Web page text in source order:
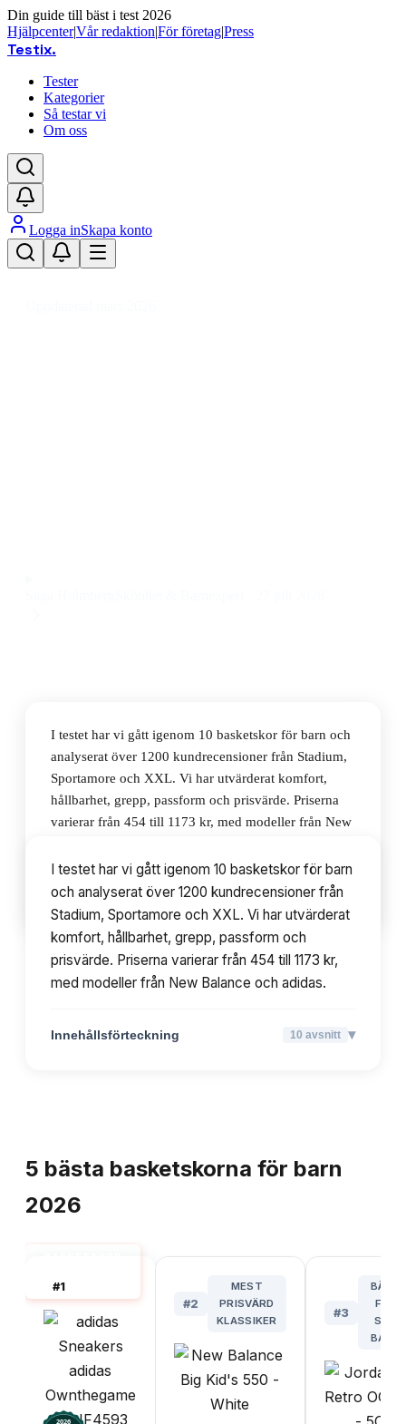
Din guide till bäst i test 2026
Hjälpcenter|Vår redaktion|För företag|Press
Testix.
Tester
Kategorier
Så testar vi
Om oss
Logga inSkapa konto
I testet har vi gått igenom 10 basketskor för barn och
analyserat över 1200 kundrecensioner från Stadium,
Sportamore och XXL. Vi har utvärderat komfort,
hållbarhet, grepp, passform och prisvärde. Priserna
varierar från 454 till 1173 kr, med modeller från New
Innehållsförteckning 10avsnitt
I testet har vi gått igenom 10 basketskor för barn
och analyserat över 1200 kundrecensioner från
Stadium, Sportamore och XXL. Vi har utvärderat
komfort, hållbarhet, grepp, passform och
prisvärde. Priserna varierar från 454 till 1173 kr,
med modeller från New Balance och adidas.
Innehållsförteckning 10 avsnitt ▾
5 bästa basketskorna för barn
2026
#1
2026
#2
MEST
PRISVÄRD
KLASSIKER
#3
BÄST
FÖR
SMÅ
BARN